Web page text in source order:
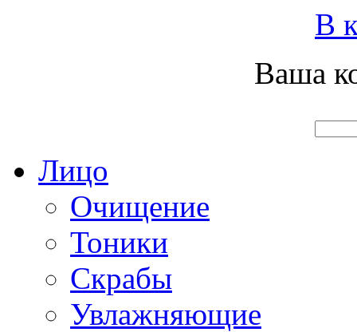
В
Ваша
Лицо
Очищение
Тоники
Скрабы
Увлажняющие